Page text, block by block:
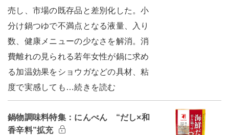
売し、市場の既存品と差別化した。小
分け鍋つゆで不満点となる液量、入り
数、健康メニューの少なさを解消。消
費離れの見られる若年女性が鍋に求め
る加温効果をショウガなどの具材、粘
度で実感しても…続きを読む
鍋物調味料特集：にんべん “だし×和
香辛料”拡充